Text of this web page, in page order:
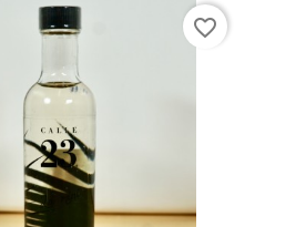
favorite_border